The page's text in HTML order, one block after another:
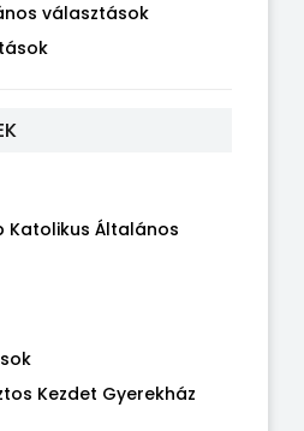
választások
Katolikus Általános
Kezdet Gyerekház